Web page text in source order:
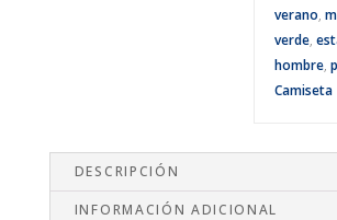
verano,
verde,
hombre,
Camiseta
DESCRIPCIÓN
INFORMACIÓN ADICIONAL